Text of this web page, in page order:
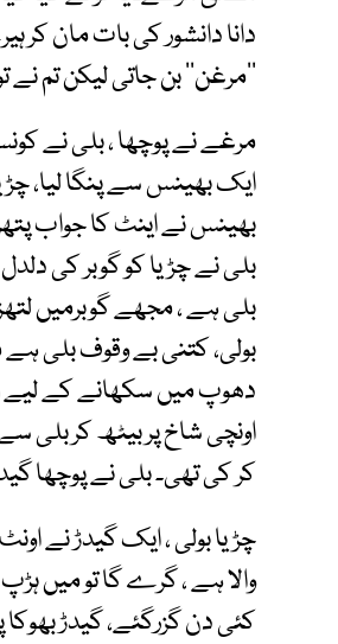
دانا دانشور کی بات مان کر
’’مرغن‘‘ بن جاتی لیکن تم
مرغے نے پوچھا ، بلی نے
ایک بھینس سے پنگا لیا،
بھینس نے اینٹ کا جواب
بلی نے چڑیا کو گوبر کی
بلی ہے ، مجھے گوبرمیں
بولی، کتنی بے وقوف بلی
دھوپ میں سکھانے کے لیے
اونچی شاخ پر بیٹھ کر بلی
کر کی تھی۔ بلی نے پوچھا
چڑیا بولی ، ایک گیدڑ نے
والا ہے ، گرے گا تو میں
کئی دن گزرگئے، گیدڑ بھوکا